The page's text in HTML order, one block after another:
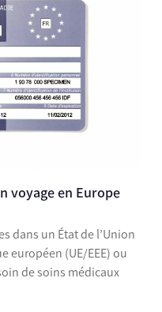
voyage en Europe
dans un État de l’Union
européen (UE/EEE) ou
de soins médicaux